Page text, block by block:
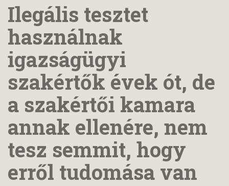
Ilegális tesztet
használnak
igazságügyi
szakértők évek ót, de
a szakértői kamara
annak ellenére, nem
tesz semmit, hogy
erről tudomása van